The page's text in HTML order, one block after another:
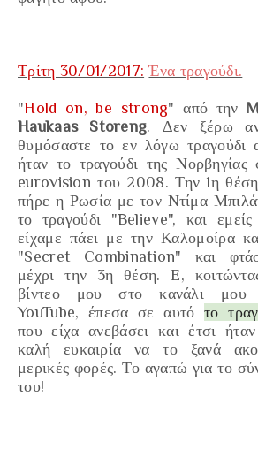
Τρίτη 30/01/2017: Ένα τραγούδι.
"Hold on, be strong" από την
Haukaas Storeng. Δεν ξέρω
θυμόσαστε το εν λόγω τραγούδι
ήταν το τραγούδι της Νορβηγίας
eurovision του 2008. Την 1η
πήρε η Ρωσία με τον Ντίμα
το τραγούδι "Believe", και
είχαμε πάει με την Καλομοίρα
"Secret Combination" και
μέχρι την 3η θέση. Ε,
βίντεο μου στο κανάλι μου
YouTube, έπεσα σε αυτότο
που είχα ανεβάσει και έτσι
καλή ευκαιρία να το ξανά
μερικές φορές. Το αγαπώ για το
του!